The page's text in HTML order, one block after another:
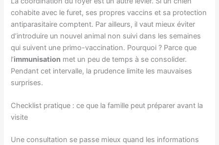
cohabite avec le furet, ses propres vaccins et sa protection
antiparasitaire comptent. Par ailleurs, il vaut mieux éviter
d’introduire un nouvel animal non suivi dans les semaines
qui suivent une primo-vaccination. Pourquoi ? Parce que
l’immunisation met un peu de temps à se consolider.
Pendant cet intervalle, la prudence limite les mauvaises
surprises.
Checklist pratique : ce que la famille peut préparer avant la
visite
Une consultation se passe mieux quand les informations